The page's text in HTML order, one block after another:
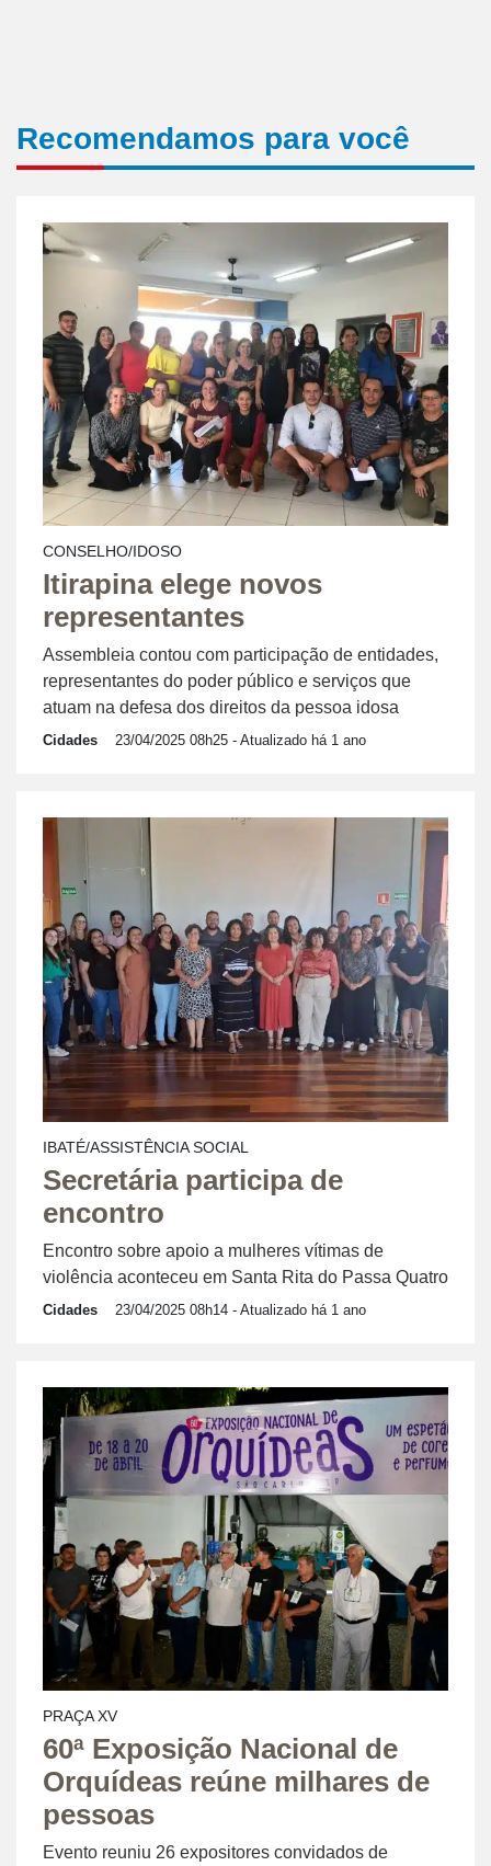
Recomendamos para você
CONSELHO/IDOSO
Itirapina elege novos
representantes
Assembleia contou com participação de entidades,
representantes do poder público e serviços que
atuam na defesa dos direitos da pessoa idosa
Cidades 23/04/2025 08h25 - Atualizado há 1 ano
IBATÉ/ASSISTÊNCIA SOCIAL
Secretária participa de
encontro
Encontro sobre apoio a mulheres vítimas de
violência aconteceu em Santa Rita do Passa Quatro
Cidades 23/04/2025 08h14 - Atualizado há 1 ano
PRAÇA XV
60ª Exposição Nacional de
Orquídeas reúne milhares de
pessoas
Evento reuniu 26 expositores convidados de